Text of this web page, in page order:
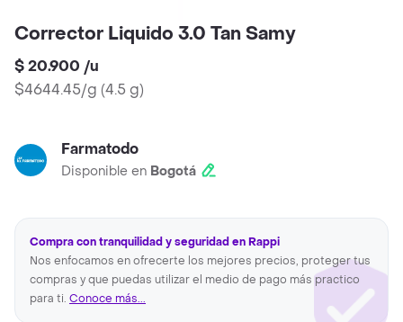
Corrector Liquido 3.0 Tan Samy
$ 20.900 /u
$4644.45/g (4.5 g)
Farmatodo
Disponible en Bogotá
Compra con tranquilidad y seguridad en Rappi
Nos enfocamos en ofrecerte los mejores precios, proteger tus
compras y que puedas utilizar el medio de pago más practico
para ti. Conoce más...